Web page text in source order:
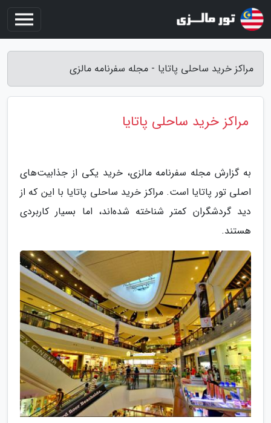
مراکز خرید ساحلی پاتایا - مجله سفرنامه مالزی
مراکز خرید ساحلی پاتایا
به گزارش مجله سفرنامه مالزی، خرید یکی از جذابیت‌های
اصلی تور پاتایا است. مراکز خرید ساحلی پاتایا با این که از
دید گردشگران کمتر شناخته شده‌اند، اما بسیار کاربردی
هستند.